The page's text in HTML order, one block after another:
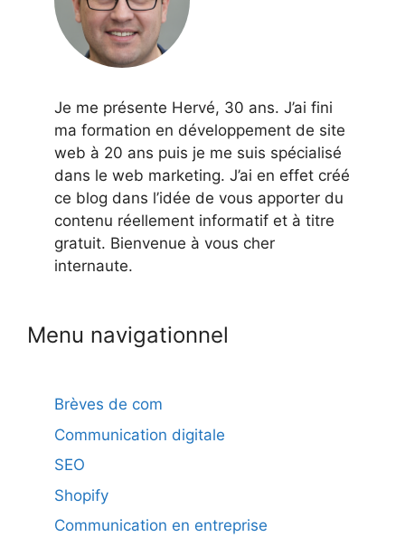
Je me présente Hervé, 30 ans. J’ai fini
ma formation en développement de site
web à 20 ans puis je me suis spécialisé
dans le web marketing. J’ai en effet créé
ce blog dans l’idée de vous apporter du
contenu réellement informatif et à titre
gratuit. Bienvenue à vous cher
internaute.
Menu navigationnel
Brèves de com
Communication digitale
SEO
Shopify
Communication en entreprise